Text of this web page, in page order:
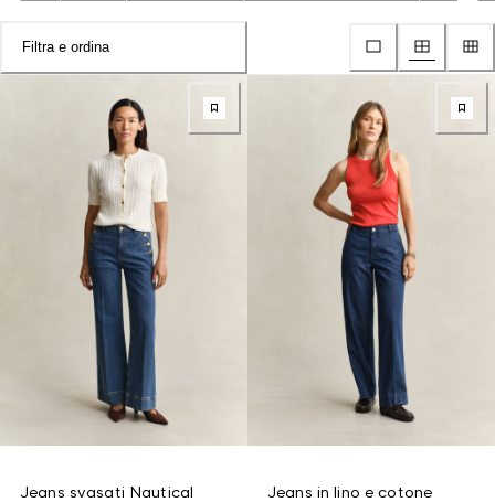
Filtra e ordina
Jeans svasati Nautical Jeans in lino e cotone